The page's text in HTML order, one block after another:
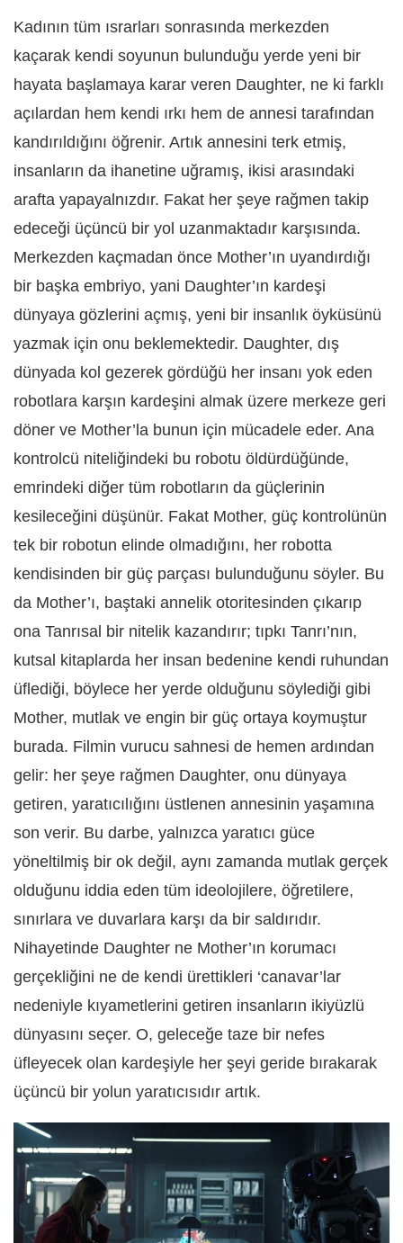
Kadının tüm ısrarları sonrasında merkezden
kaçarak kendi soyunun bulunduğu yerde yeni bir
hayata başlamaya karar veren Daughter, ne ki farklı
açılardan hem kendi ırkı hem de annesi tarafından
kandırıldığını öğrenir. Artık annesini terk etmiş,
insanların da ihanetine uğramış, ikisi arasındaki
arafta yapayalnızdır. Fakat her şeye rağmen takip
edeceği üçüncü bir yol uzanmaktadır karşısında.
Merkezden kaçmadan önce Mother’ın uyandırdığı
bir başka embriyo, yani Daughter’ın kardeşi
dünyaya gözlerini açmış, yeni bir insanlık öyküsünü
yazmak için onu beklemektedir. Daughter, dış
dünyada kol gezerek gördüğü her insanı yok eden
robotlara karşın kardeşini almak üzere merkeze geri
döner ve Mother’la bunun için mücadele eder. Ana
kontrolcü niteliğindeki bu robotu öldürdüğünde,
emrindeki diğer tüm robotların da güçlerinin
kesileceğini düşünür. Fakat Mother, güç kontrolünün
tek bir robotun elinde olmadığını, her robotta
kendisinden bir güç parçası bulunduğunu söyler. Bu
da Mother’ı, baştaki annelik otoritesinden çıkarıp
ona Tanrısal bir nitelik kazandırır; tıpkı Tanrı’nın,
kutsal kitaplarda her insan bedenine kendi ruhundan
üflediği, böylece her yerde olduğunu söylediği gibi
Mother, mutlak ve engin bir güç ortaya koymuştur
burada. Filmin vurucu sahnesi de hemen ardından
gelir: her şeye rağmen Daughter, onu dünyaya
getiren, yaratıcılığını üstlenen annesinin yaşamına
son verir. Bu darbe, yalnızca yaratıcı güce
yöneltilmiş bir ok değil, aynı zamanda mutlak gerçek
olduğunu iddia eden tüm ideolojilere, öğretilere,
sınırlara ve duvarlara karşı da bir saldırıdır.
Nihayetinde Daughter ne Mother’ın korumacı
gerçekliğini ne de kendi ürettikleri ‘canavar’lar
nedeniyle kıyametlerini getiren insanların ikiyüzlü
dünyasını seçer. O, geleceğe taze bir nefes
üfleyecek olan kardeşiyle her şeyi geride bırakarak
üçüncü bir yolun yaratıcısıdır artık.